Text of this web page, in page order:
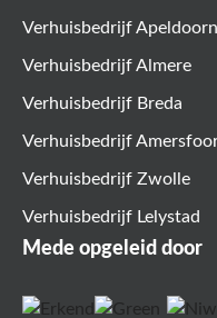
Verhuisbedrijf Apeldoorn
Verhuisbedrijf Almere
Verhuisbedrijf Breda
Verhuisbedrijf
Verhuisbedrijf Zwolle
Verhuisbedrijf Lelystad
Mede opgeleid door